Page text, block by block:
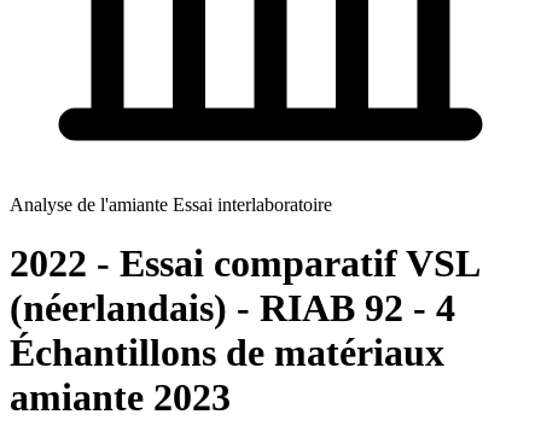
Analyse de l'amiante Essai interlaboratoire
2022 - Essai comparatif VSL
(néerlandais) - RIAB 92 - 4
Échantillons de matériaux
amiante 2023